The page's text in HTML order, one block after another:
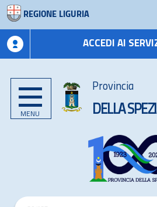
REGIONE LIGURIA
ACCEDI AI
MENU
Provincia
DELLA